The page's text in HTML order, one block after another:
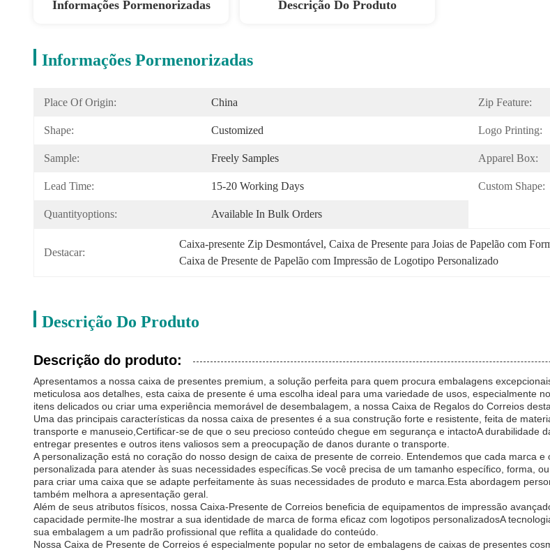
Informações Pormenorizadas Descrição Do Produto
Informações Pormenorizadas
Place Of Origin: China Zip Feature:
Shape: Customized Logo Printing:
Sample: Freely Samples Apparel Box:
Lead Time: 15-20 Working Days Custom Shape:
Quantityoptions: Available In Bulk Orders
Destacar:
Caixa-presente Zip Desmontável, Caixa de Presente para Joias de Papelão com
Caixa de Presente de Papelão com Impressão de Logotipo Personalizado
Descrição Do Produto
Descrição do produto:
Apresentamos a nossa caixa de presentes premium, a solução perfeita para quem procura embalagens
meticulosa aos detalhes, esta caixa de presente é uma escolha ideal para uma variedade de usos, especialmente
itens delicados ou criar uma experiência memorável de desembalagem, a nossa Caixa de Regalos do Correios
Uma das principais características da nossa caixa de presentes é a sua construção forte e resistente, feita de
transporte e manuseio,Certificar-se de que o seu precioso conteúdo chegue em segurança e intactoA
entregar presentes e outros itens valiosos sem a preocupação de danos durante o transporte.
A personalização está no coração do nosso design de caixa de presente de correio. Entendemos que cada marca
personalizada para atender às suas necessidades específicas.Se você precisa de um tamanho específico, forma,
para criar uma caixa que se adapte perfeitamente às suas necessidades de produto e marca.Esta abordagem
também melhora a apresentação geral.
Além de seus atributos físicos, nossa Caixa-Presente de Correios beneficia de equipamentos de impressão
capacidade permite-lhe mostrar a sua identidade de marca de forma eficaz com logotipos personalizadosA
sua embalagem a um padrão profissional que reflita a qualidade do conteúdo.
Nossa Caixa de Presente de Correios é especialmente popular no setor de embalagens de caixas de presentes